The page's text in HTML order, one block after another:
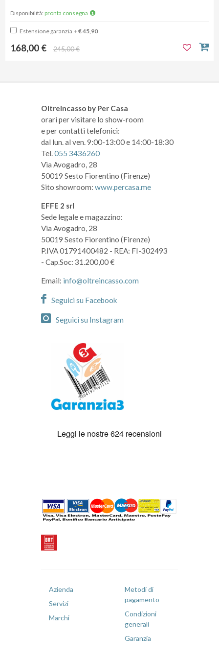
Disponibilità: pronta consegna
Estensione garanzia + € 45,90
168,00 € 245,00 €
Oltreincasso by Per Casa
orari per visitare lo show-room
e per contatti telefonici:
dal lun. al ven. 9:00-13:00 e 14:00-18:30
Tel.055 3436260
Via Avogadro, 28
50019 Sesto Fiorentino (Firenze)
Sito showroom: www.percasa.me
EFFE 2 srl
Sede legale e magazzino:
Via Avogadro, 28
50019 Sesto Fiorentino (Firenze)
P.IVA 01791400482 - REA: FI-302493
- Cap.Soc: 31.200,00 €
Email: info@oltreincasso.com
Seguici su Facebook
Seguici su Instagram
Azienda
Servizi
Marchi
Metodi di
pagamento
Condizioni
generali
Garanzia